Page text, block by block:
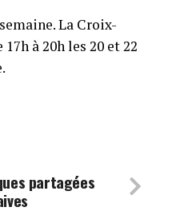
La Croix-
à 20h les 20 et 22
partagées